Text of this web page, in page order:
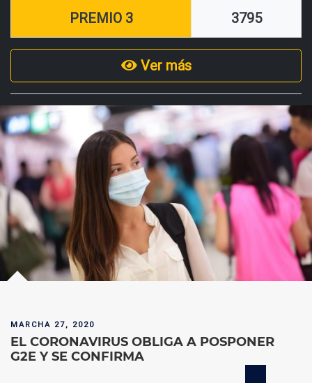
PREMIO 3 3795
Ver más
MARCHA 27, 2020
EL CORONAVIRUS OBLIGA A POSPONER
G2E Y SE CONFIRMA